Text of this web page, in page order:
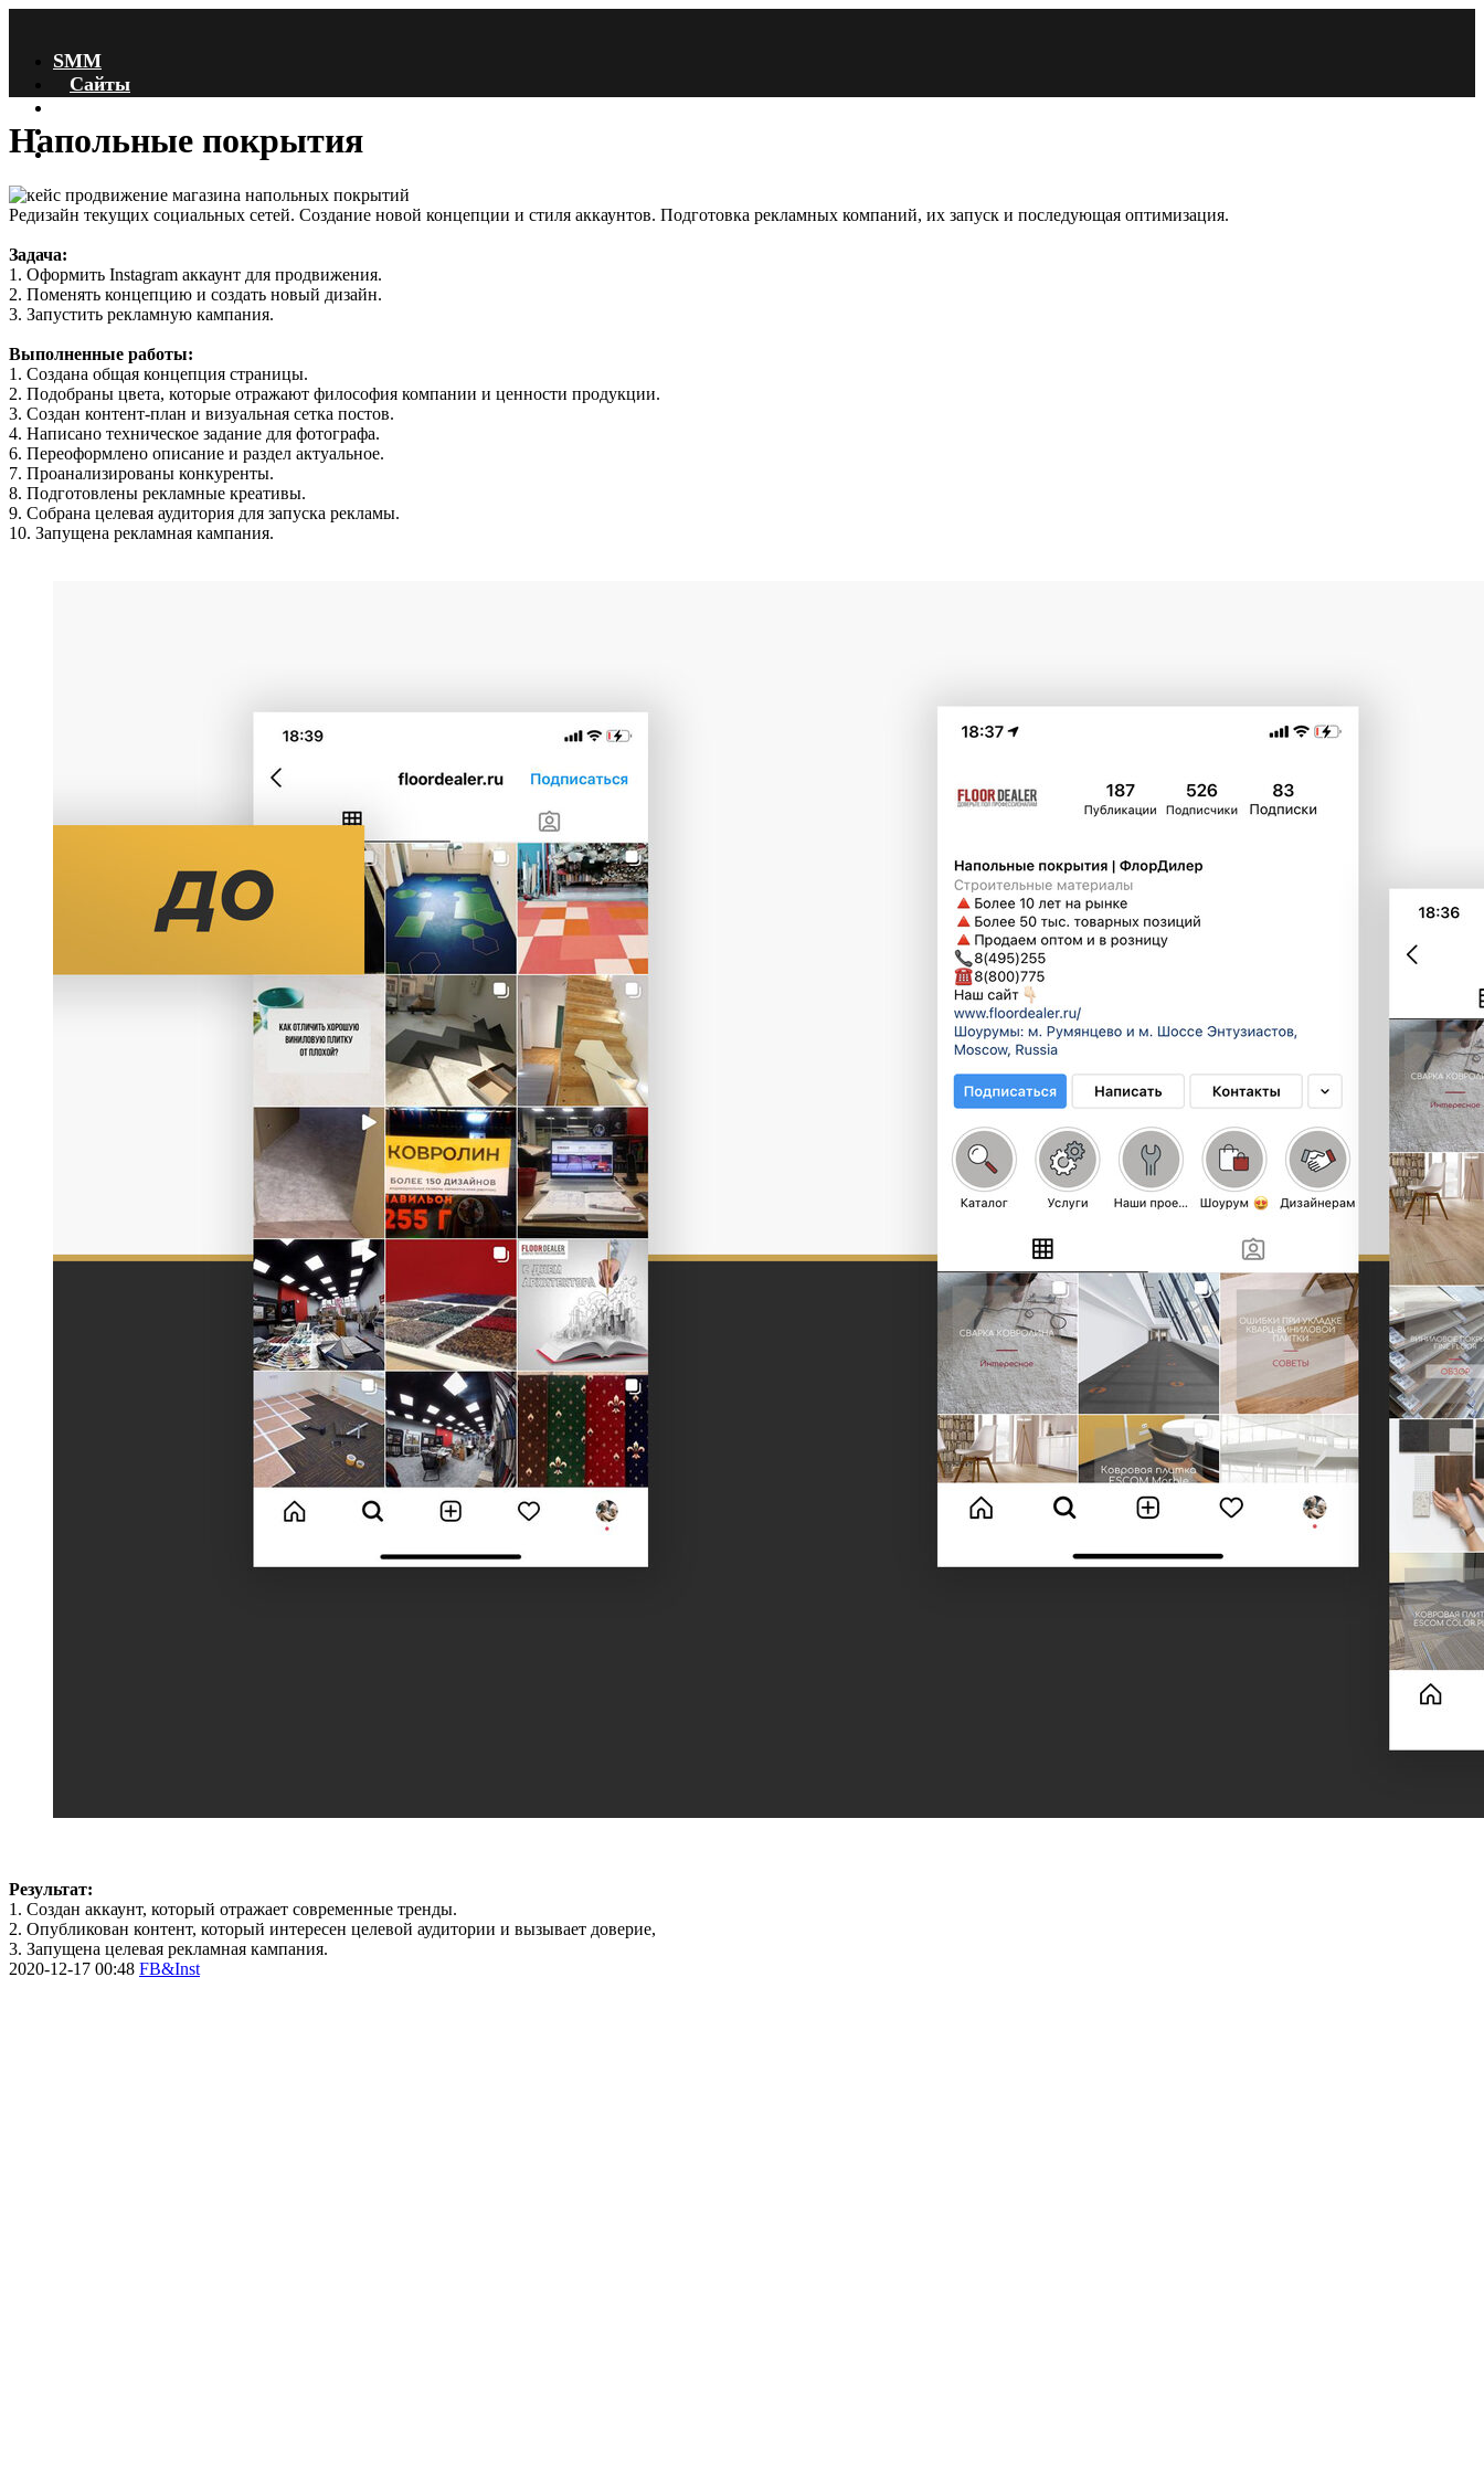
SMM
Сайты
Кейсы
Блог
+7 (925) 289-44-46
Напольные покрытия
Редизайн текущих социальных сетей. Создание новой концепции и стиля аккаунтов. Подготовка рекламных компаний, их запуск и последующая оптимизация.
Задача:
1. Оформить Instagram аккаунт для продвижения.
2. Поменять концепцию и создать новый дизайн.
3. Запустить рекламную кампания.
Выполненные работы:
1. Создана общая концепция страницы.
2. Подобраны цвета, которые отражают философия компании и ценности продукции.
3. Создан контент-план и визуальная сетка постов.
4. Написано техническое задание для фотографа.
6. Переоформлено описание и раздел актуальное.
7. Проанализированы конкуренты.
8. Подготовлены рекламные креативы.
9. Собрана целевая аудитория для запуска рекламы.
10. Запущена рекламная кампания.
Результат:
1. Создан аккаунт, который отражает современные тренды.
2. Опубликован контент, который интересен целевой аудитории и вызывает доверие,
3. Запущена целевая рекламная кампания.
2020-12-17 00:48 FB&Inst